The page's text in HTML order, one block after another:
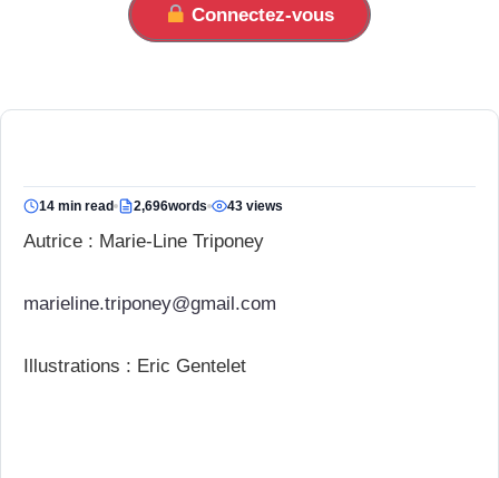
Connectez-vous
14 min read 2,696words 43 views
Autrice : Marie-Line Triponey
marieline.triponey@gmail.com
Illustrations : Eric Gentelet